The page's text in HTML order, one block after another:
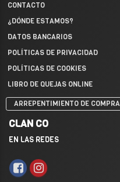
CONTACTO
¿DÓNDE ESTAMOS?
DATOS BANCARIOS
POLÍTICAS DE PRIVACIDAD
POLÍTICAS DE COOKIES
LIBRO DE QUEJAS ONLINE
ARREPENTIMIENTO DE COMPRA
CLAN CO
EN LAS REDES